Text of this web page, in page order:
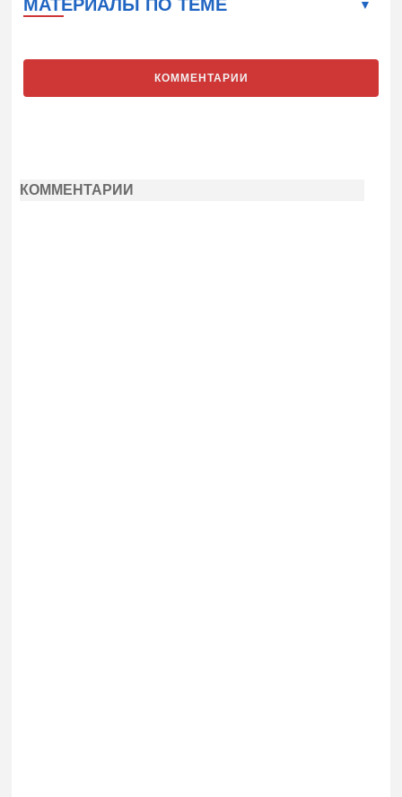
МАТЕРИАЛЫ ПО ТЕМЕ
КОММЕНТАРИИ
КОММЕНТАРИИ